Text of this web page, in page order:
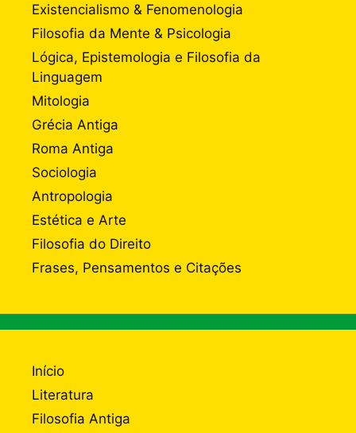
Existencialismo & Fenomenologia
Filosofia da Mente & Psicologia
Lógica, Epistemologia e Filosofia da
Linguagem
Mitologia
Grécia Antiga
Roma Antiga
Sociologia
Antropologia
Estética e Arte
Filosofia do Direito
Frases, Pensamentos e Citações
Início
Literatura
Filosofia Antiga